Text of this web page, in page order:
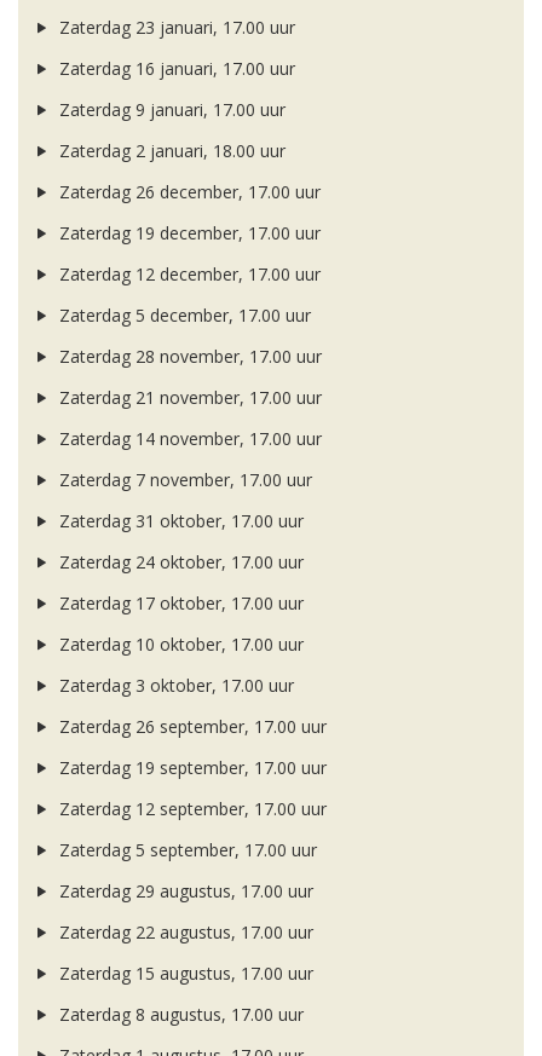
Zaterdag 23 januari, 17.00 uur
Zaterdag 16 januari, 17.00 uur
Zaterdag 9 januari, 17.00 uur
Zaterdag 2 januari, 18.00 uur
Zaterdag 26 december, 17.00 uur
Zaterdag 19 december, 17.00 uur
Zaterdag 12 december, 17.00 uur
Zaterdag 5 december, 17.00 uur
Zaterdag 28 november, 17.00 uur
Zaterdag 21 november, 17.00 uur
Zaterdag 14 november, 17.00 uur
Zaterdag 7 november, 17.00 uur
Zaterdag 31 oktober, 17.00 uur
Zaterdag 24 oktober, 17.00 uur
Zaterdag 17 oktober, 17.00 uur
Zaterdag 10 oktober, 17.00 uur
Zaterdag 3 oktober, 17.00 uur
Zaterdag 26 september, 17.00 uur
Zaterdag 19 september, 17.00 uur
Zaterdag 12 september, 17.00 uur
Zaterdag 5 september, 17.00 uur
Zaterdag 29 augustus, 17.00 uur
Zaterdag 22 augustus, 17.00 uur
Zaterdag 15 augustus, 17.00 uur
Zaterdag 8 augustus, 17.00 uur